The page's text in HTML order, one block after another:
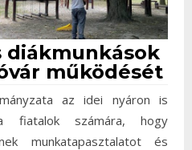
diákmunkások
működését
az idei nyáron is
fiatalok számára, hogy
munkatapasztalatot és